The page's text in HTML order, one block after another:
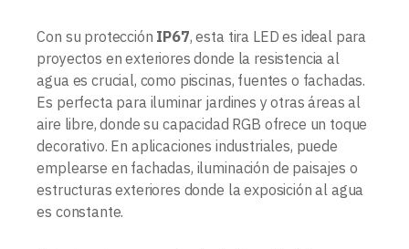
Con su protección IP67, esta tira LED es ideal para
proyectos en exteriores donde la resistencia al
agua es crucial, como piscinas, fuentes o fachadas.
Es perfecta para iluminar jardines y otras áreas al
aire libre, donde su capacidad RGB ofrece un toque
decorativo. En aplicaciones industriales, puede
emplearse en fachadas, iluminación de paisajes o
estructuras exteriores donde la exposición al agua
es constante.